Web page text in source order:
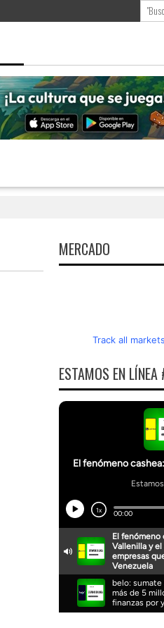
MERCADO
Track all
ESTAMOS EN